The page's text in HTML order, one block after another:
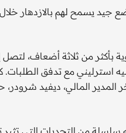
جيد يسمح لهم بالازدهار
أسهم شركة بوهو إلى مستوى قياسي بلغ 4.13 جنيه
للاكتتاب العام عام 2014"، وقد تفاخر المدير
من التحديات التي تثير